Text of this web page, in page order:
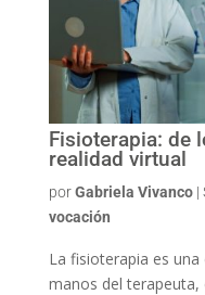
Fisioterapia: de
realidad virtual
porGabriela Vivanco|
vocación
La fisioterapia es una
manos del terapeuta,